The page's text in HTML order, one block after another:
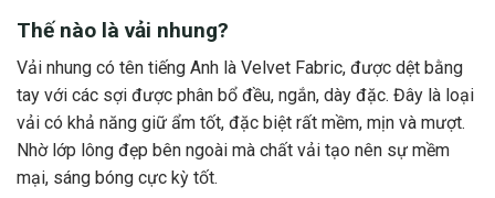
Thế nào là vải nhung?
Vải nhung có tên tiếng Anh là Velvet Fabric, được dệt bằng
tay với các sợi được phân bổ đều, ngắn, dày đặc. Đây là loại
vải có khả năng giữ ẩm tốt, đặc biệt rất mềm, mịn và mượt.
Nhờ lớp lông đẹp bên ngoài mà chất vải tạo nên sự mềm
mại, sáng bóng cực kỳ tốt.